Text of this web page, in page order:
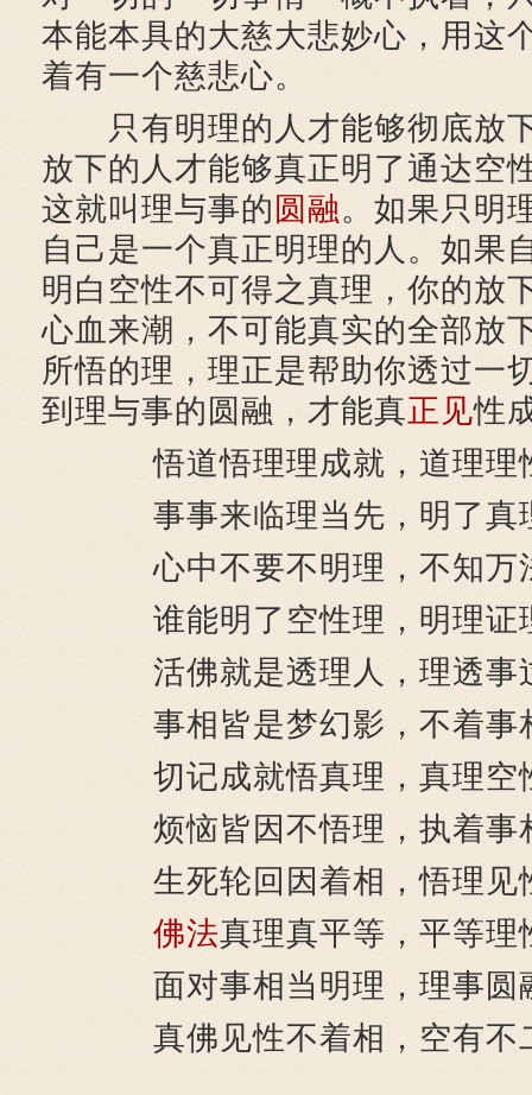
本能本具的大慈大悲妙心，用这
着有一个慈悲心。
只有明理的人才能够彻底放
放下的人才能够真正明了通达空
这就叫理与事的 圆融。如果只明
自己是一个真正明理的人。如果
明白空性不可得之真理，你的放
心血来潮，不可能真实的全部放
所悟的理，理正是帮助你透过一
到理与事的圆融，才能真正见性
悟道悟理理成就，道理理
事事来临理当先，明了真
心中不要不明理，不知万
谁能明了空性理，明理证
活佛就是透理人，理透事
事相皆是梦幻影，不着事
切记成就悟真理，真理空
烦恼皆因不悟理，执着事
生死轮回因着相，悟理见
佛法真理真平等，平等理
面对事相当明理，理事圆
真佛见性不着相，空有不